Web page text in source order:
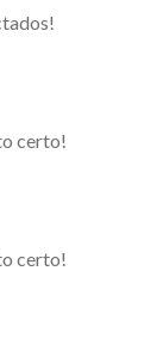
certo!
certo!